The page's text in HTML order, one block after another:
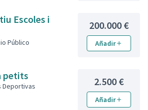
Escoles i
Público
200.000 €
Añadir
petits
Deportivas 2.500 €
Añadir